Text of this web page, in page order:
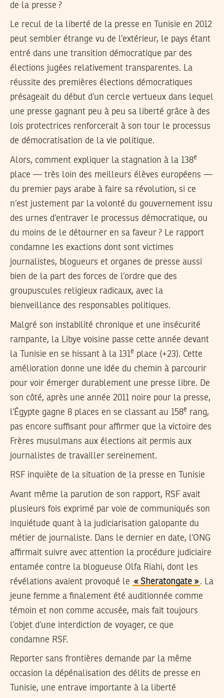
de la presse ?
Le recul de la liberté de la presse en Tunisie en 2012
peut sembler étrange vu de l’extérieur, le pays étant
entré dans une transition démocratique par des
élections jugées relativement transparentes. La
réussite des premières élections démocratiques
présageait du début d’un cercle vertueux dans lequel
une presse gagnant peu à peu sa liberté grâce à des
lois protectrices renforcerait à son tour le processus
de démocratisation de la vie politique.
Alors, comment expliquer la stagnation à la 138e
place — très loin des meilleurs élèves européens —
du premier pays arabe à faire sa révolution, si ce
n’est justement par la volonté du gouvernement issu
des urnes d’entraver le processus démocratique, ou
du moins de le détourner en sa faveur ? Le rapport
condamne les exactions dont sont victimes
journalistes, blogueurs et organes de presse aussi
bien de la part des forces de l’ordre que des
groupuscules religieux radicaux, avec la
bienveillance des responsables politiques.
Malgré son instabilité chronique et une insécurité
rampante, la Libye voisine passe cette année devant
la Tunisie en se hissant à la 131e place (+23). Cette
amélioration donne une idée du chemin à parcourir
pour voir émerger durablement une presse libre. De
son côté, après une année 2011 noire pour la presse,
l’Égypte gagne 8 places en se classant au 158e rang,
pas encore suffisant pour affirmer que la victoire des
Frères musulmans aux élections ait permis aux
journalistes de travailler sereinement.
RSF inquiète de la situation de la presse en Tunisie
Avant même la parution de son rapport, RSF avait
plusieurs fois exprimé par voie de communiqués son
inquiétude quant à la judiciarisation galopante du
métier de journaliste. Dans le dernier en date, l’ONG
affirmait suivre avec attention la procédure judiciaire
entamée contre la blogueuse Olfa Riahi, dont les
révélations avaient provoqué le « Sheratongate ». La
jeune femme a finalement été auditionnée comme
témoin et non comme accusée, mais fait toujours
l’objet d’une interdiction de voyager, ce que
condamne RSF.
Reporter sans frontières demande par la même
occasion la dépénalisation des délits de presse en
Tunisie, une entrave importante à la liberté